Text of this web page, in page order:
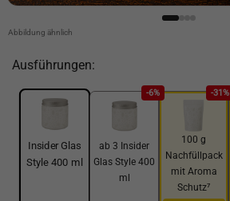
Abbildung ähnlich
Ausführungen:
Insider Glas
Style 400 ml
-6%
ab 3 Insider
Glas Style 400
ml
-31%
100 g
Nachfüllpack
mit Aroma
Schutz⁷